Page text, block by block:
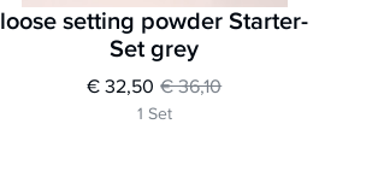
loose setting powder Starter-
Set grey
€ 32,50 € 36,10
1 Set